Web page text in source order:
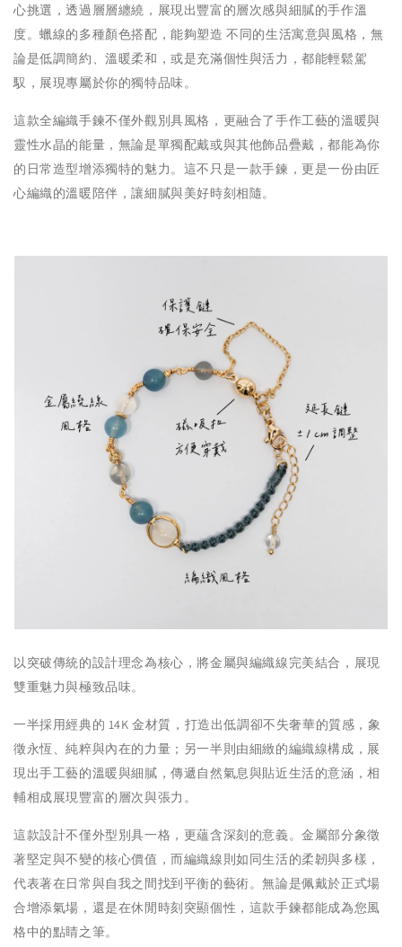
心挑選，透過層層纏繞，展現出豐富的層次感與細膩的手作溫
度。蠟線的多種顏色搭配，能夠塑造 不同的生活寓意與風格，無
論是低調簡約、溫暖柔和，或是充滿個性與活力，都能輕鬆駕
馭，展現專屬於你的獨特品味。
這款全編織手鍊不僅外觀別具風格，更融合了手作工藝的溫暖與
靈性水晶的能量，無論是單獨配戴或與其他飾品疊戴，都能為你
的日常造型增添獨特的魅力。這不只是一款手鍊，更是一份由匠
心編織的溫暖陪伴，讓細膩與美好時刻相隨。
以突破傳統的設計理念為核心，將金屬與編織線完美結合，展現
雙重魅力與極致品味。
一半採用經典的 14K 金材質，打造出低調卻不失奢華的質感，象
徵永恆、純粹與內在的力量；另一半則由細緻的編織線構成，展
現出手工藝的溫暖與細膩，傳遞自然氣息與貼近生活的意涵，相
輔相成展現豐富的層次與張力。
這款設計不僅外型別具一格，更蘊含深刻的意義。金屬部分象徵
著堅定與不變的核心價值，而編織線則如同生活的柔韌與多樣，
代表著在日常與自我之間找到平衡的藝術。無論是佩戴於正式場
合增添氣場，還是在休閒時刻突顯個性，這款手鍊都能成為您風
格中的點睛之筆。